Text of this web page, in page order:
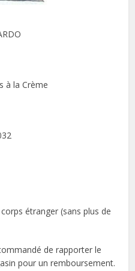
à la Crème
étranger (sans plus de
de rapporter le
pour un remboursement.